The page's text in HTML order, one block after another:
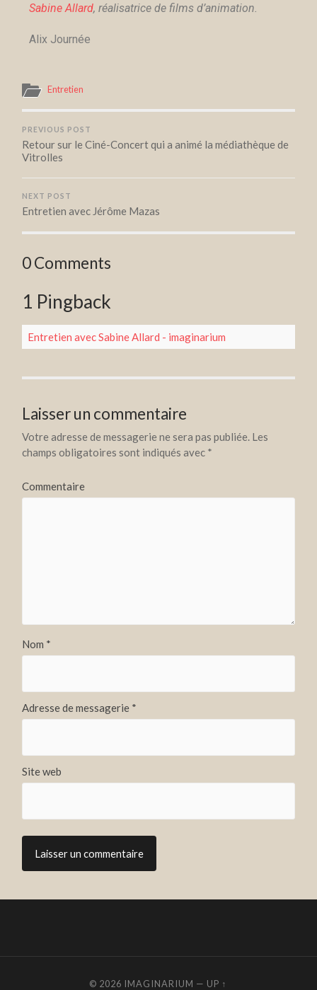
Sabine Allard, réalisatrice de films d’animation.
Alix Journée
Entretien
PREVIOUS POST
Retour sur le Ciné-Concert qui a animé la médiathèque de
Vitrolles
NEXT POST
Entretien avec Jérôme Mazas
0 Comments
1 Pingback
Entretien avec Sabine Allard - imaginarium
Laisser un commentaire
Votre adresse de messagerie ne sera pas publiée. Les
champs obligatoires sont indiqués avec *
Commentaire
Nom *
Adresse de messagerie *
Site web
© 2026 IMAGINARIUM — UP ↑